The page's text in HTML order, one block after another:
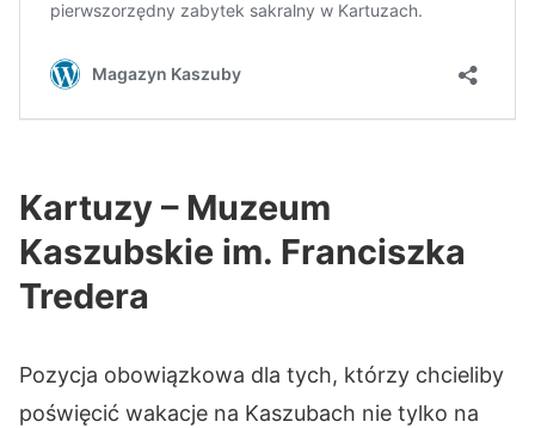
Kartuzy – Muzeum
Kaszubskie im. Franciszka
Tredera
Pozycja obowiązkowa dla tych, którzy chcieliby
poświęcić wakacje na Kaszubach nie tylko na